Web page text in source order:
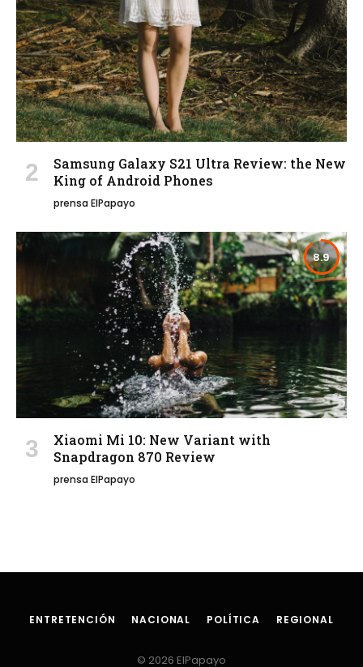
Samsung Galaxy S21 Ultra Review: the New
King of Android Phones
prensa ElPapayo
8.9
Xiaomi Mi 10: New Variant with
Snapdragon 870 Review
prensa ElPapayo
ENTRETENCIÓN NACIONAL POLÍTICA REGIONAL
© 2026 ElPapayo